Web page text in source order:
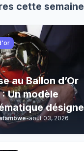
cette semaine
au Ballon d’Or
Un modèle
désigne
favori !
-août 03, 2026